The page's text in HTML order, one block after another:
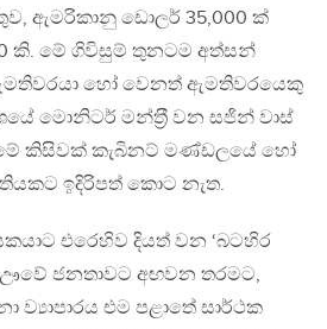
ඇමරිකානු ඩොලර් 35,000 ක්
කි. මේ ගිවිසුම් තුනටම අත්සන්
හෝ වෙනත් ඇමතිවරයෙකු
මොනිටර් මන්ත‍්‍රී වන සජින් වාස්
කිසිවක් කැබිනට් මණ්ඩලයේ හෝ
ඉදිරිපත් කොට නැත.
එරෙහිව දියත් වන ‘බටහිර
ජනතාවට අඟවන තරමට,
ව්‍යාපාරය එම පළාතේ සාර්ථක